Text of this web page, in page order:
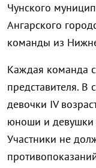
Чунского
Ангарского
команды из
Каждая команда
представителя. В
девочки IV
юноши и девушки
Участники не